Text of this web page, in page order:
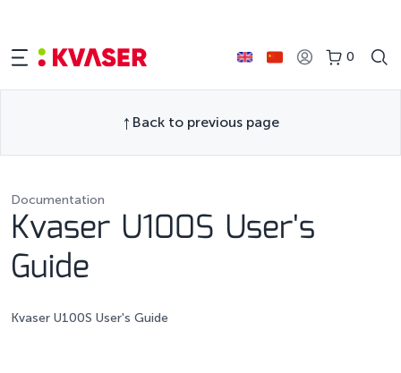
0
Back to previous page
Documentation
Kvaser U100S User's
Guide
Kvaser U100S User's Guide